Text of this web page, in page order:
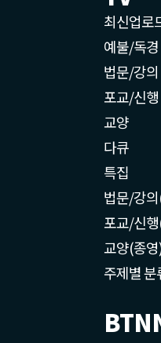
최신업로
예불/독경
법문/강의
포교/신행
교양
다큐
특집
법문/강
포교/신
교양(종
주제별 분